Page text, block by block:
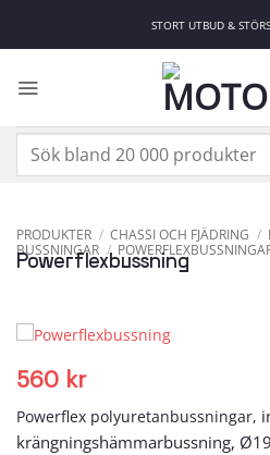
STORT UTBUD &
Sök
PRODUKTER / CHASSI OCH FJÄDRING /
BUSSNINGAR /
Powerflexbussning
560 kr
Powerflex polyuretanbussningar,
krängningshämmarbussning,